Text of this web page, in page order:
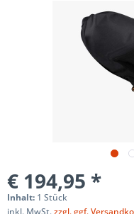
€ 194,95 *
Inhalt: 1 Stück
inkl. MwSt.zzgl. ggf.